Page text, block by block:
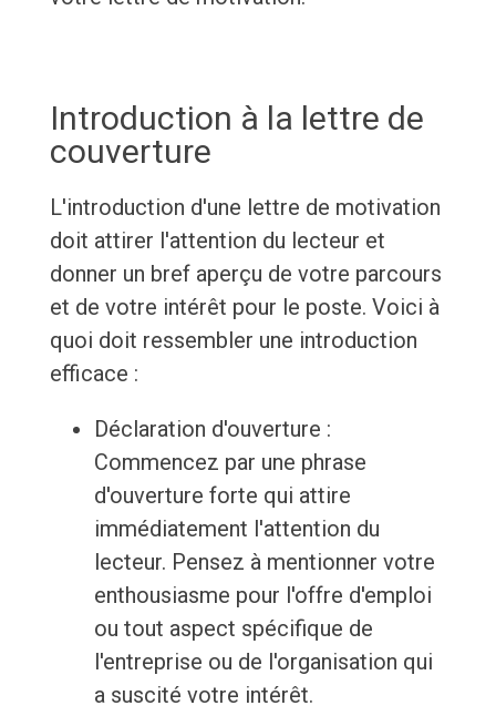
Introduction à la lettre de
couverture
L'introduction d'une lettre de motivation
doit attirer l'attention du lecteur et
donner un bref aperçu de votre parcours
et de votre intérêt pour le poste. Voici à
quoi doit ressembler une introduction
efficace :
Déclaration d'ouverture :
Commencez par une phrase
d'ouverture forte qui attire
immédiatement l'attention du
lecteur. Pensez à mentionner votre
enthousiasme pour l'offre d'emploi
ou tout aspect spécifique de
l'entreprise ou de l'organisation qui
a suscité votre intérêt.